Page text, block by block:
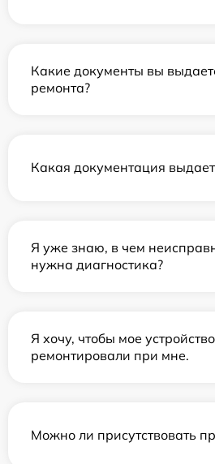
Какие документы вы
ремонта?
Какая документация
Я уже знаю, в чем
нужна диагностика?
Я хочу, чтобы мое устройство
ремонтировали при мне.
Можно ли присутствовать